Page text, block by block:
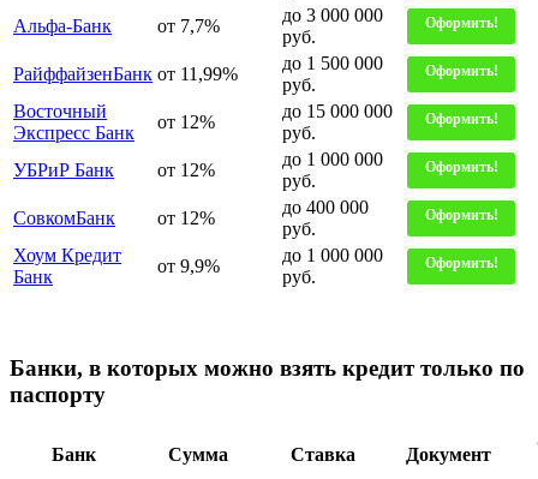
Альфа-Банк от 7,7%
до 3 000 000
руб.
Оформить!
РайффайзенБанк от 11,99%
до 1 500 000
руб.
Оформить!
Восточный
Экспресс Банк
от 12%
до 15 000 000
руб.
Оформить!
УБРиР Банк от 12%
до 1 000 000
руб.
Оформить!
СовкомБанк от 12%
до 400 000
руб.
Оформить!
Хоум Кредит
Банк
от 9,9%
до 1 000 000
руб.
Оформить!
Банки, в которых можно взять кредит только по
паспорту
Банк Сумма Ставка Документ